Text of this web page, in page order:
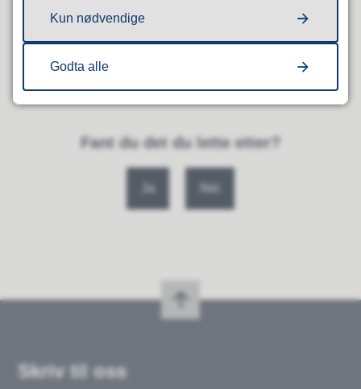
befolkningen - FHI
Publisert 30.09.2025 11:24 Sist endret 29.06.2026 09:21
Fant du det du lette etter?
Ja Nei
Skriv til oss
Kun nødvendige
Godta alle